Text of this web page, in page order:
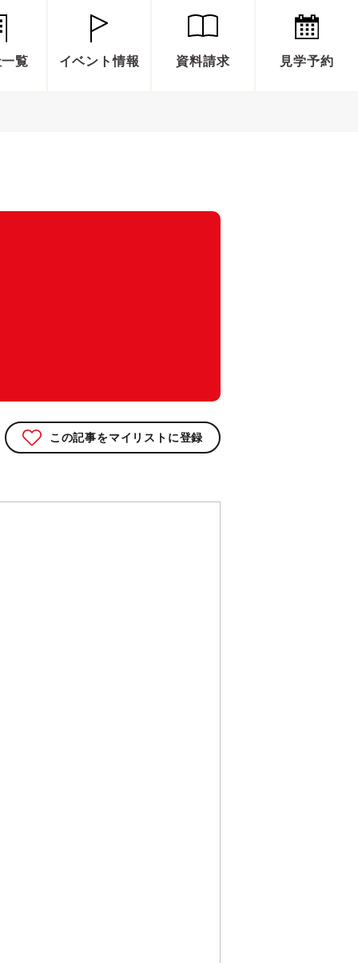
覧 イベント情報 資料請求 見学予約
この記事をマイリストに登録